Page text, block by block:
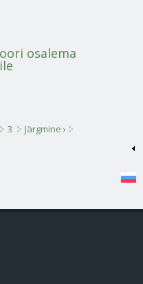
osalema
3 Järgmine ›